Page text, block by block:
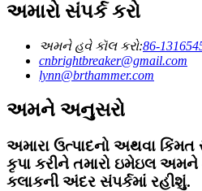
અમારો સંપર્ક કરો
અમને હવે કૉલ કરો:86-
cnbrightbreaker@gmail.com
lynn@brthammer.com
અમને અનુસરો
અમારા ઉત્પાદનો અથવા
કૃપા કરીને તમારો ઇમેઇલ
કલાકની અંદર સંપર્કમાં રહીશું.